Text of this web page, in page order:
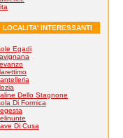
LOCALITA' INTERESSANTI
Egadi
Dello Stagnone
Di Formica
Di Cusa